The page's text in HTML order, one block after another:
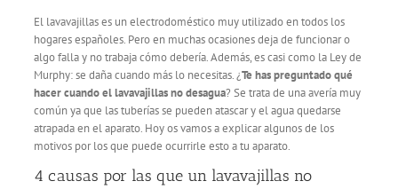
Contacto
El lavavajillas es un electrodoméstico muy utilizado en todos los
hogares españoles. Pero en muchas ocasiones deja de funcionar o
algo falla y no trabaja cómo debería. Además, es casi como la Ley de
Murphy: se daña cuando más lo necesitas. ¿Te has preguntado qué
hacer cuando el lavavajillas no desagua? Se trata de una avería muy
común ya que las tuberías se pueden atascar y el agua quedarse
atrapada en el aparato. Hoy os vamos a explicar algunos de los
motivos por los que puede ocurrirle esto a tu aparato.
4 causas por las que un lavavajillas no